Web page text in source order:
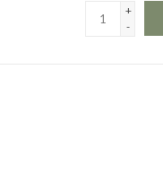
+
-